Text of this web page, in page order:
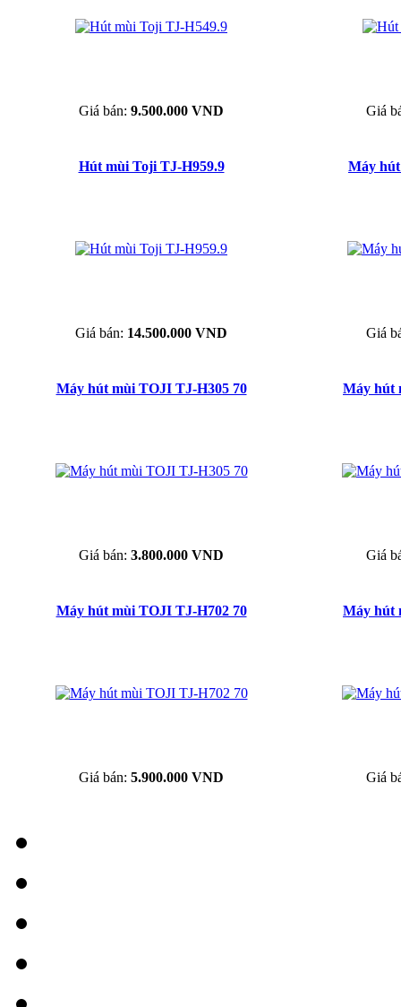
Giá bán: 9.500.000 VND Giá
Hút mùi Toji TJ-H959.9
Giá bán: 14.500.000 VND
Máy
Giá
Máy hút mùi TOJI TJ-H305 70
Giá bán: 3.800.000 VND
Máy hút
Giá
Máy hút mùi TOJI TJ-H702 70
Giá bán: 5.900.000 VND
Máy hút
Giá